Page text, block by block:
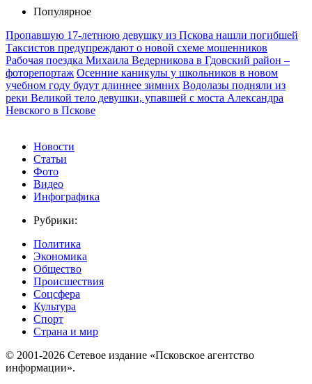
Популярное
Пропавшую 17-летнюю девушку из Пскова нашли погибшей
Таксистов предупреждают о новой схеме мошенников
Рабочая поездка Михаила Ведерникова в Гдовский район –
фоторепортаж Осенние каникулы у школьников в новом
учебном году будут длиннее зимних Водолазы подняли из
реки Великой тело девушки, упавшей с моста Александра
Невского в Пскове
Новости
Статьи
Фото
Видео
Инфографика
Рубрики:
Политика
Экономика
Общество
Происшествия
Соцсфера
Культура
Спорт
Страна и мир
© 2001-2026 Сетевое издание «Псковское агентство
информации».